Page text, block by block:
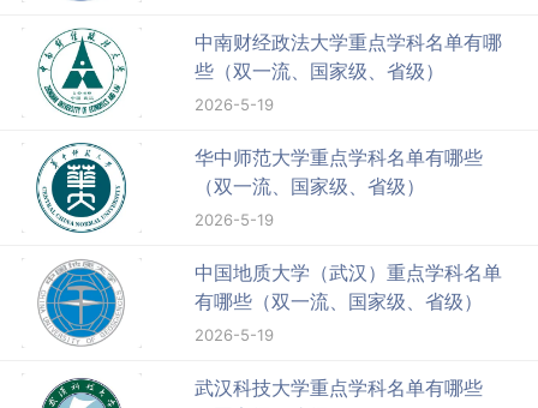
中南财经政法大学重点学科名单有哪
些（双一流、国家级、省级）
2026-5-19
华中师范大学重点学科名单有哪些
（双一流、国家级、省级）
2026-5-19
中国地质大学（武汉）重点学科名单
有哪些（双一流、国家级、省级）
2026-5-19
武汉科技大学重点学科名单有哪些